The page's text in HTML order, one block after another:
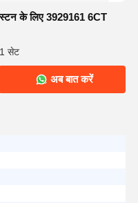
के लिए 3929161 6CT
सेट
अब बात करें